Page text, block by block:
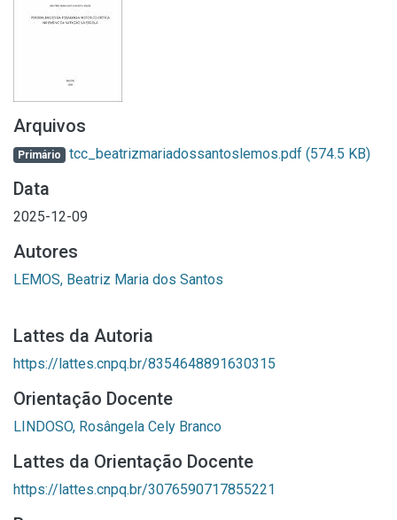
Arquivos
Primário tcc_beatrizmariadossantoslemos.pdf (574.5 KB)
Data
2025-12-09
Autores
LEMOS, Beatriz Maria dos Santos
Lattes da Autoria
https://lattes.cnpq.br/8354648891630315
Orientação Docente
LINDOSO, Rosângela Cely Branco
Lattes da Orientação Docente
https://lattes.cnpq.br/3076590717855221